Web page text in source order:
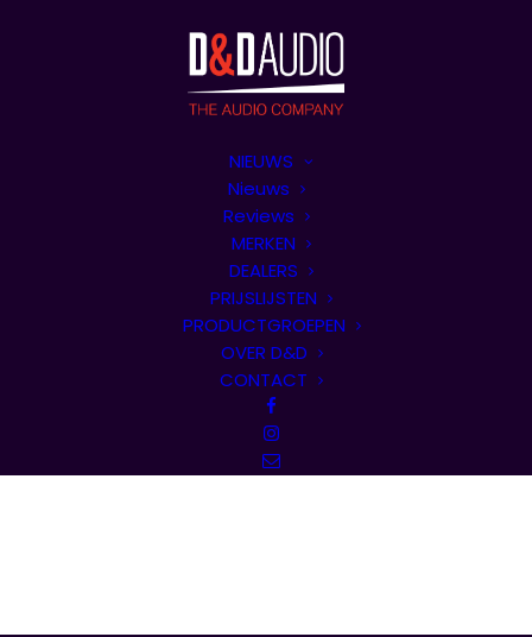
NIEUWS
Nieuws
Reviews
MERKEN
DEALERS
PRIJSLIJSTEN
PRODUCTGROEPEN
OVER D&D
CONTACT